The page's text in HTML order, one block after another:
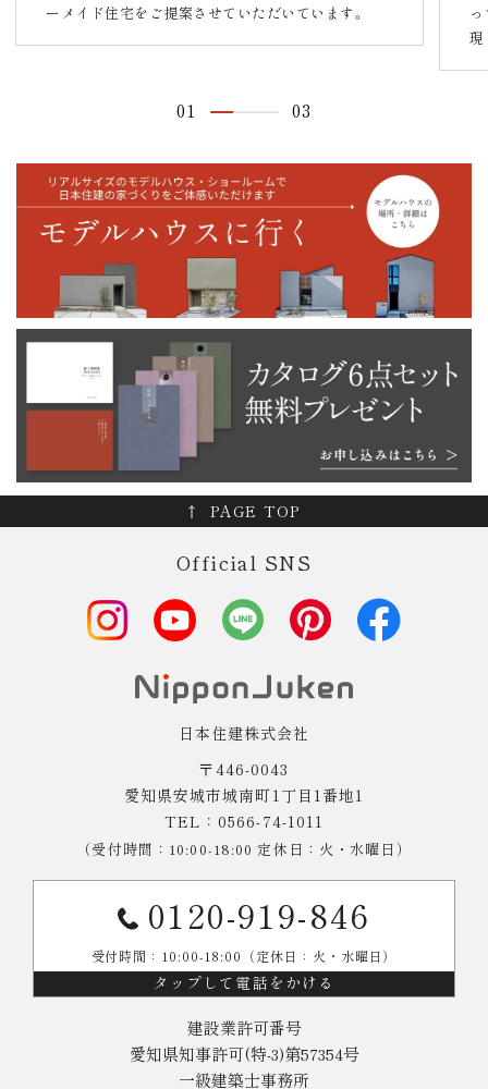
ーメイド住宅をご提案させていただいています。
現
01 03
PAGE TOP
Official SNS
日本住建株式会社
〒446-0043
愛知県安城市城南町1丁目1番地1
TEL：0566-74-1011
（受付時間：10:00-18:00 定休日：火・水曜日）
0120-919-846
受付時間：10:00-18:00（定休日：火・水曜日）
タップして電話をかける
建設業許可番号
愛知県知事許可(特-3)第57354号
一級建築士事務所